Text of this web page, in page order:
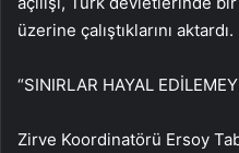
üzerine çalıştıklarını aktardı.
“SINIRLAR HAYAL
Zirve Koordinatörü Ersoy